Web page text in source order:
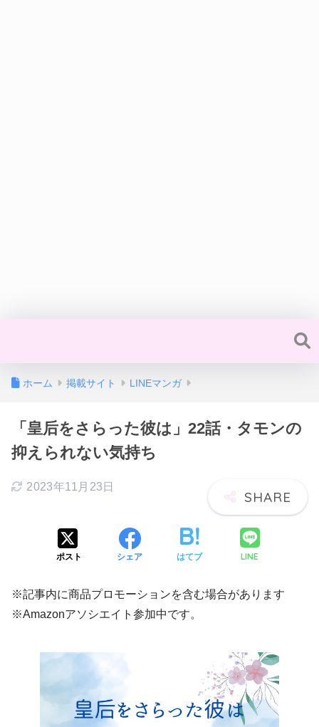
ホーム 掲載サイト LINEマンガ
「皇后をさらった彼は」22話・タモンの
抑えられない気持ち
2023年11月23日
ポスト シェア はてブ LINE
※記事内に商品プロモーションを含む場合があります
※Amazonアソシエイト参加中です。